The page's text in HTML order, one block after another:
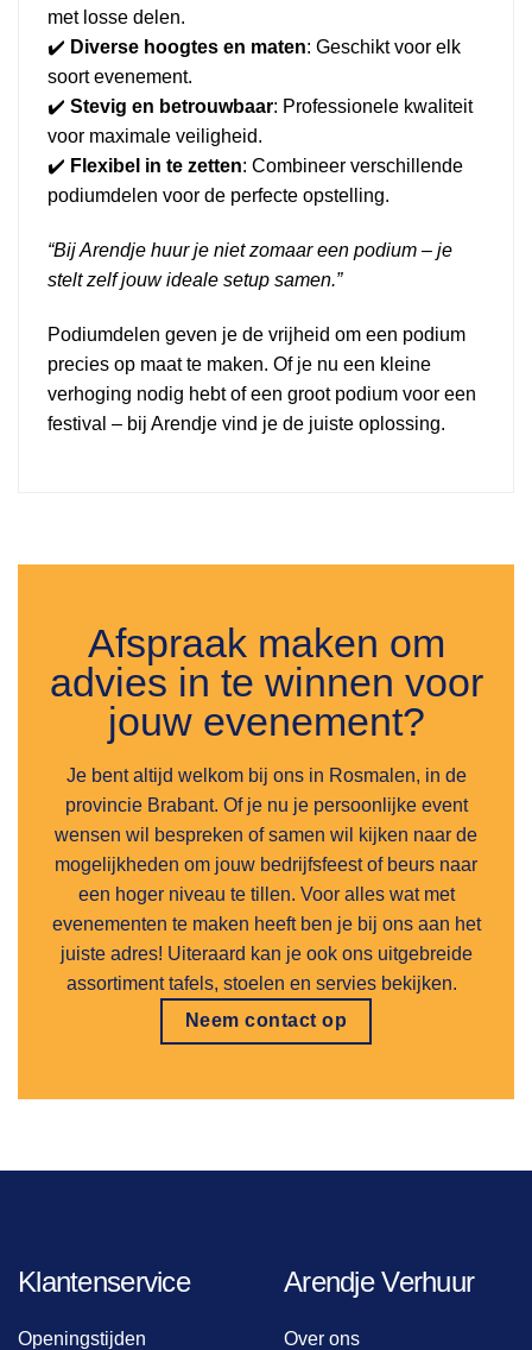
met losse delen.
✔️ Diverse hoogtes en maten: Geschikt voor elk
soort evenement.
✔️ Stevig en betrouwbaar: Professionele kwaliteit
voor maximale veiligheid.
✔️ Flexibel in te zetten: Combineer verschillende
podiumdelen voor de perfecte opstelling.
“Bij Arendje huur je niet zomaar een podium – je
stelt zelf jouw ideale setup samen.”
Podiumdelen geven je de vrijheid om een podium
precies op maat te maken. Of je nu een kleine
verhoging nodig hebt of een groot podium voor een
festival – bij Arendje vind je de juiste oplossing.
Afspraak maken om
advies in te winnen voor
jouw evenement?
Je bent altijd welkom bij ons in Rosmalen, in de
provincie Brabant. Of je nu je persoonlijke event
wensen wil bespreken of samen wil kijken naar de
mogelijkheden om jouw bedrijfsfeest of beurs naar
een hoger niveau te tillen. Voor alles wat met
evenementen te maken heeft ben je bij ons aan het
juiste adres! Uiteraard kan je ook ons uitgebreide
assortiment tafels, stoelen en servies bekijken.
Neem contact op
Klantenservice
Openingstijden
Arendje Verhuur
Over ons